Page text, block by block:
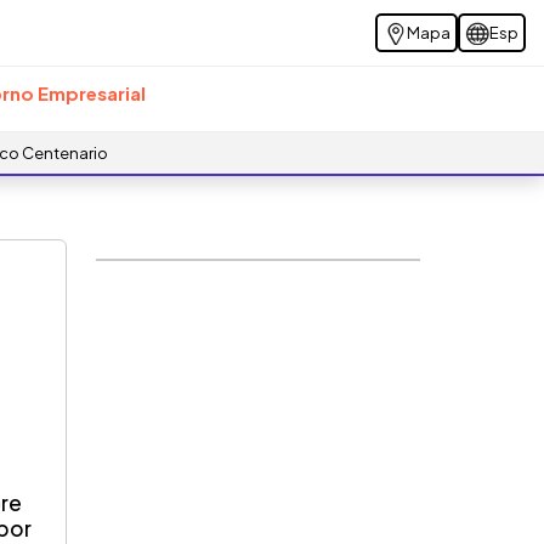
Mapa Esp
Empresarial
Centenario